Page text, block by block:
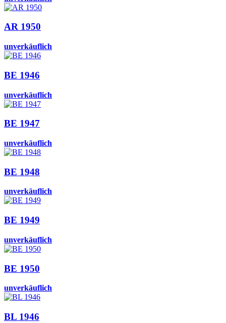
AR 1950
unverkäuflich
BE 1946
unverkäuflich
BE 1947
unverkäuflich
BE 1948
unverkäuflich
BE 1949
unverkäuflich
BE 1950
unverkäuflich
BL 1946